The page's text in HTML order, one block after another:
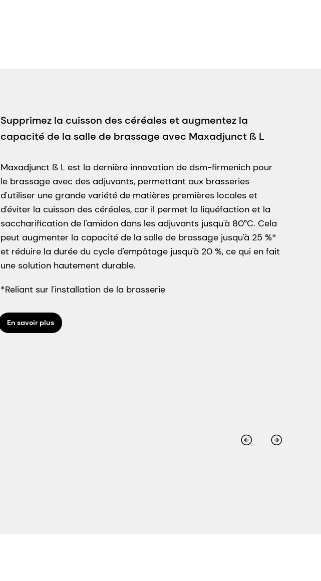
Supprimez la cuisson des céréales et augmentez la
capacité de la salle de brassage avec Maxadjunct ß L
Maxadjunct ß L est la dernière innovation de dsm-firmenich pour
le brassage avec des adjuvants, permettant aux brasseries
d'utiliser une grande variété de matières premières locales et
d'éviter la cuisson des céréales, car il permet la liquéfaction et la
saccharification de l'amidon dans les adjuvants jusqu'à 80°C. Cela
peut augmenter la capacité de la salle de brassage jusqu'à 25 %*
et réduire la durée du cycle d'empâtage jusqu'à 20 %, ce qui en fait
une solution hautement durable.
*Reliant sur l'installation de la brasserie
En savoir plus